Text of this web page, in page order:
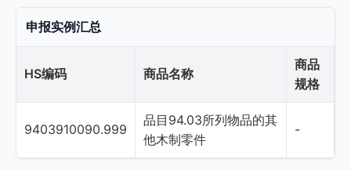
申报实例汇总
HS编码 商品名称
商品
规格
9403910090.999
品目94.03所列物品的其
他木制零件
-